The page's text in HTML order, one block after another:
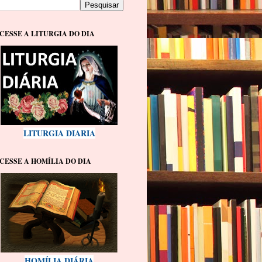
A LITURGIA DO DIA
LITURGIA DIARIA
A HOMÍLIA DO DIA